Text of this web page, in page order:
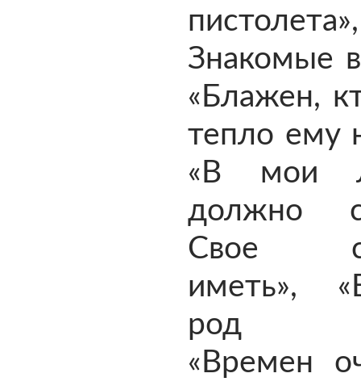
Знакомые
«Блажен,
тепло ему
«В мои
должно
Свое
иметь»,
род
«Времен